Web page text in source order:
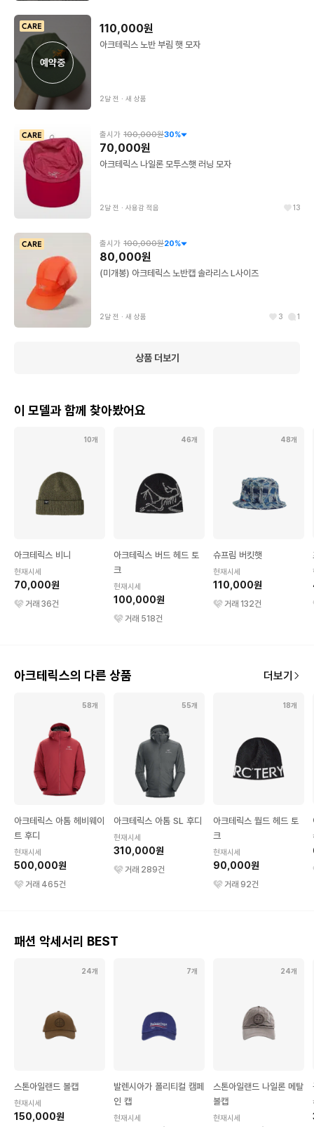
예약중
110,000원
아크테릭스 노반 부림 햇 모자
2달 전 ∙ 새 상품
출시가 100,000원30%
70,000원
아크테릭스 나일론 모투스햇 러닝 모자
2달 전 ∙ 사용감 적음 13
출시가 100,000원20%
80,000원
(미개봉) 아크테릭스 노반캡 솔라리스 L사이즈
2달 전 ∙ 새 상품 3 1
상품 더보기
이 모델과 함께 찾아봤어요
10개
아크테릭스 비니
현재시세
70,000원
거래 36건
46개
아크테릭스 버드 헤드 토
크
현재시세
100,000원
거래 518건
48개
슈프림 버킷햇
현재시세
110,000원
거래 132건
아크테릭스의 다른 상품 더보기
58개
아크테릭스 아톰 헤비웨이
트 후디
현재시세
500,000원
거래 465건
55개
아크테릭스 아톰 SL 후디
현재시세
310,000원
거래 289건
18개
아크테릭스 월드 헤드 토
크
현재시세
90,000원
거래 92건
패션 악세서리 BEST
24개
스톤아일랜드 볼캡
현재시세
150,000원
7개
발렌시아가 폴리티컬 캠페
인 캡
현재시세
24개
스톤아일랜드 나일론 메탈
볼캡
현재시세